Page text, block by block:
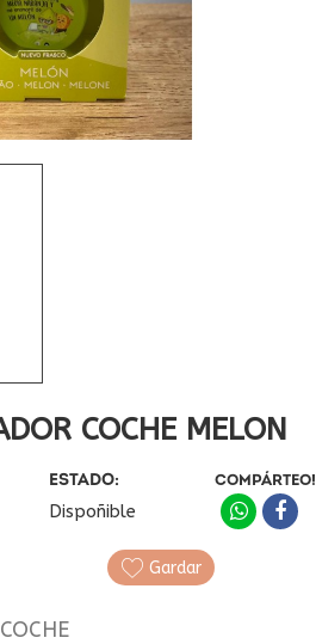
COCHE MELON
ESTADO:
Dispoñible
COMPÁRTEO!
Gardar